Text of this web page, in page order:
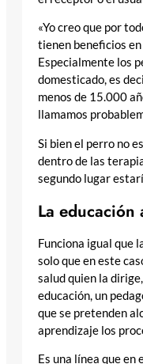
«Yo creo que por
tienen beneficios
Especialmente los
domesticado, es
menos de 15.000
llamamos
Si bien el perro no
dentro de las
segundo lugar
La educación
Funciona igual que
solo que en este
salud quien la
educación, un
que se pretenden
aprendizaje los
Es una línea que en